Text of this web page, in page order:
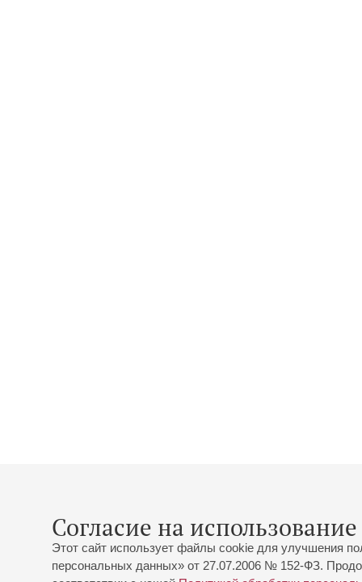
Согласие на
Этот сайт использует файлы cookie для улучшения
персональных данных» от 27.07.2006 № 152-ФЗ.